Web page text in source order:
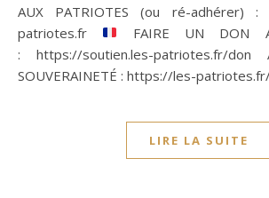
AUX PATRIOTES (ou ré-adhérer) :
patriotes.fr
FAIRE UN DON
: https://soutien.les-patriotes.fr/don
SOUVERAINETÉ : https://les-
LIRE LA SUITE